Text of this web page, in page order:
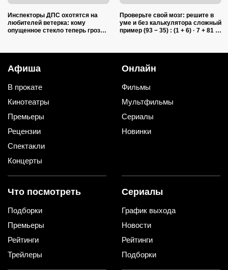
Инспекторы ДПС охотятся на
любителей ветерка: кому
опущенное стекло теперь грозит
Проверьте свой мозг: решите в
уме и без калькулятора сложный
пример (93 − 35) : (1 + 6) · 7 + 81 :
Афиша
В прокате
Кинотеатры
Премьеры
Рецензии
Спектакли
Концерты
Онлайн
Фильмы
Мультфильмы
Сериалы
Новинки
Что посмотреть
Подборки
Премьеры
Рейтинги
Трейлеры
Сериалы
График выхода
Новости
Рейтинги
Подборки